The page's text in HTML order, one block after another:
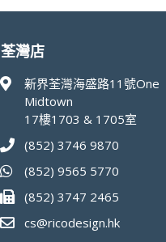
荃灣店
新界荃灣海盛路11號One
Midtown
17樓1703 & 1705室
(852) 3746 9870
(852) 9565 5770
(852) 3747 2465
cs@ricodesign.hk